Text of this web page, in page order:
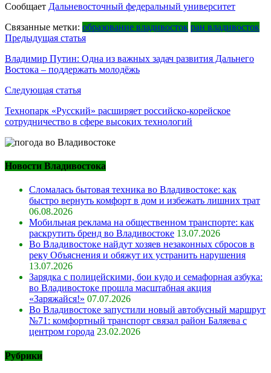
Сообщает Дальневосточный федеральный университет
Связанные метки: образование владивосток ран владивосток
Навигация
по
записям
Предыдущая статья
Владимир Путин: Одна из важных задач развития Дальнего
Востока – поддержать молодёжь
Следующая статья
Технопарк «Русский» расширяет российско-корейское
сотрудничество в сфере высоких технологий
Новости Владивостока
Сломалась бытовая техника во Владивостоке: как
быстро вернуть комфорт в дом и избежать лишних трат
06.08.2026
Мобильная реклама на общественном транспорте: как
раскрутить бренд во Владивостоке 13.07.2026
Во Владивостоке найдут хозяев незаконных сбросов в
реку Объяснения и обяжут их устранить нарушения
13.07.2026
Зарядка с полицейскими, бои кудо и семафорная азбука:
во Владивостоке прошла масштабная акция
«Заряжайся!» 07.07.2026
Во Владивостоке запустили новый автобусный маршрут
№71: комфортный транспорт связал район Баляева с
центром города 23.02.2026
Рубрики